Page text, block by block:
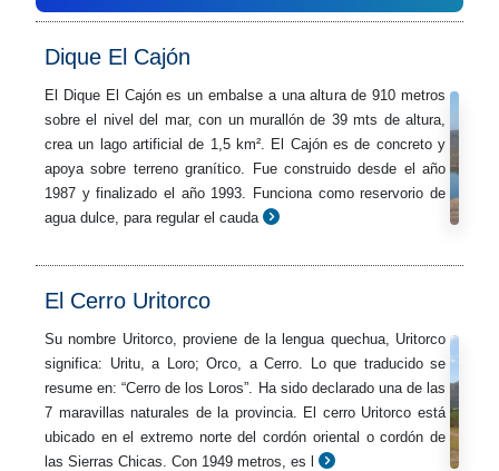
Dique El Cajón
El Dique El Cajón es un embalse a una altura de 910 metros
sobre el nivel del mar, con un murallón de 39 mts de altura,
crea un lago artificial de 1,5 km². El Cajón es de concreto y
apoya sobre terreno granítico. Fue construido desde el año
1987 y finalizado el año 1993. Funciona como reservorio de
agua dulce, para regular el cauda
El Cerro Uritorco
Su nombre Uritorco, proviene de la lengua quechua, Uritorco
significa: Uritu, a Loro; Orco, a Cerro. Lo que traducido se
resume en: “Cerro de los Loros”. Ha sido declarado una de las
7 maravillas naturales de la provincia. El cerro Uritorco está
ubicado en el extremo norte del cordón oriental o cordón de
las Sierras Chicas. Con 1949 metros, es l